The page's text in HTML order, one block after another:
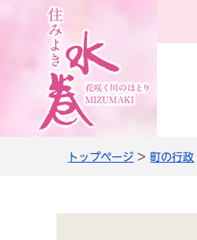
トップページ > 町の行政